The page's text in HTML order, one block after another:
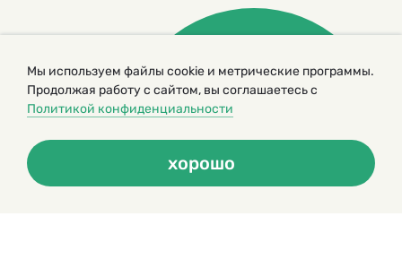
© 2000 – 2026. Кукумбер. Литературный иллюстрированный
журнал для детей
Копирование материалов возможно только с разрешения редакторов
сайта
Политика конфиденциальности
Мы используем файлы cookie и метрические программы.
Продолжая работу с сайтом, вы соглашаетесь с
Политикой конфиденциальности
хорошо